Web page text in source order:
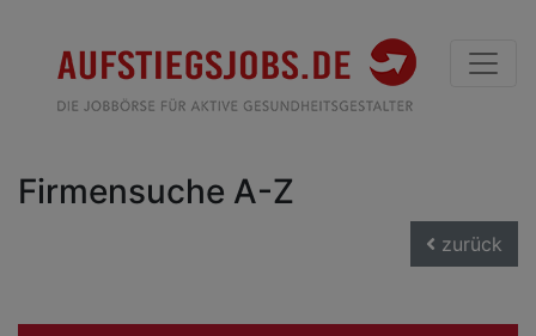
Firmensuche A-Z
zurück